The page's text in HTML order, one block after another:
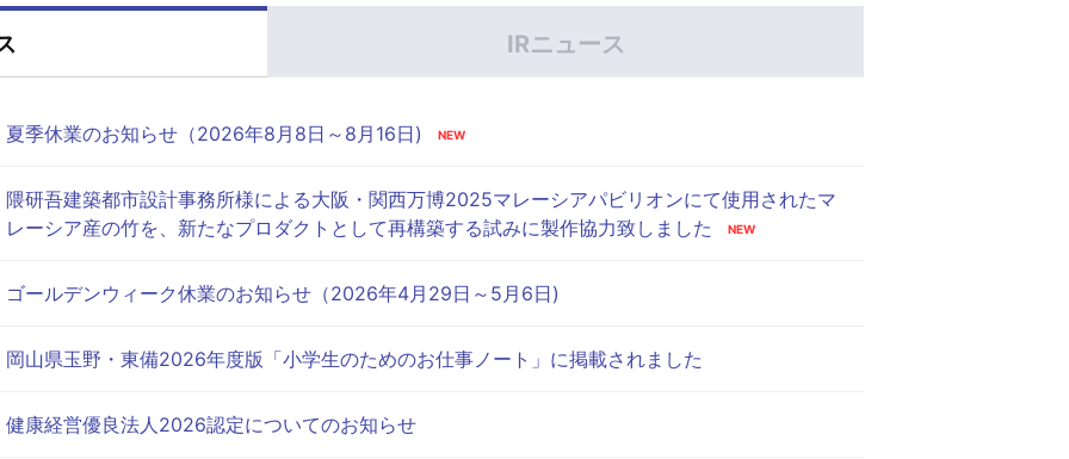
IRニュース
夏季休業のお知らせ（2026年8月8日～8月16日)
隈研吾建築都市設計事務所様による大阪・関西万博2025マレーシアパビリオンにて使用されたマ
レーシア産の竹を、新たなプロダクトとして再構築する試みに製作協力致しました
ゴールデンウィーク休業のお知らせ（2026年4月29日～5月6日)
岡山県玉野・東備2026年度版「小学生のためのお仕事ノート」に掲載されました
健康経営優良法人2026認定についてのお知らせ